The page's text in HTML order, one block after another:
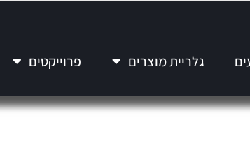
גלריית מוצרים פרוייקטים